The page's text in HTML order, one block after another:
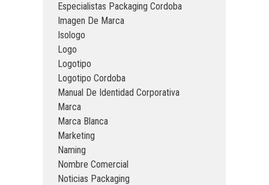
Especialistas Packaging Cordoba
Imagen De Marca
Isologo
Logo
Logotipo
Logotipo Cordoba
Manual De Identidad Corporativa
Marca
Marca Blanca
Marketing
Naming
Nombre Comercial
Noticias Packaging